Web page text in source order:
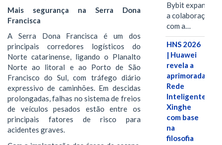
Mais segurança na Serra Dona
Francisca
A Serra Dona Francisca é um dos
principais corredores logísticos do
Norte catarinense, ligando o Planalto
Norte ao litoral e ao Porto de São
Francisco do Sul, com tráfego diário
expressivo de caminhões. Em descidas
prolongadas, falhas no sistema de freios
de veículos pesados estão entre os
principais fatores de risco para
acidentes graves.
Bybit expande
a colaboração
com a…
HNS 2026
| Huawei
revela a
aprimorada
Rede
Inteligente
Xinghe
com base
na
filosofia